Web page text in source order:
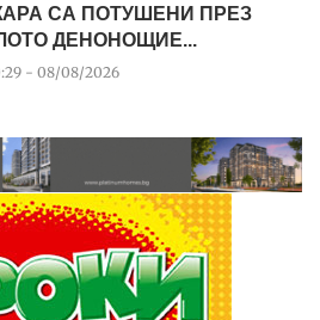
СА ПОТУШЕНИ ПРЕЗ
ДЕНОНОЩИЕ...
- 08/08/2026